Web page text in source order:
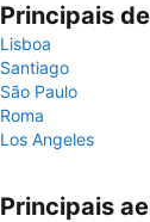
Principais
Lisboa
Santiago
São Paulo
Roma
Los Angeles
Principais